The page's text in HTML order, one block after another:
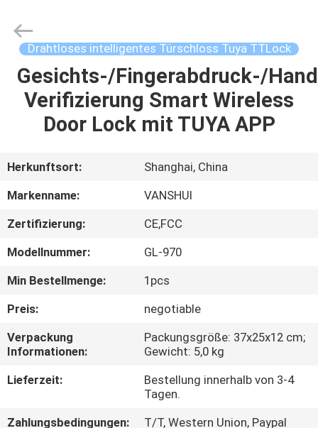
ZU
HAUSE
VIDEOS
ÜBER
UNS
WERKSBESICHTIGUNG
QUALITÄTSKONTROLLE
MIT
COMPANY
LIMITED.
Rights
Drahtloses intelligentes Türschloss Tuya TTLock
Gesichts-/Fingerabdruck-/
Verifizierung Smart Wireless
Door Lock mit TUYA APP
Herkunftsort:
Shanghai, China
Markenname:
VANSHUI
Zertifizierung:
CE,FCC
Modellnummer:
GL-970
Min Bestellmenge:
1pcs
Preis:
negotiable
Verpackung
Informationen:
Packungsgröße: 37x25x12 cm;
Gewicht: 5,0 kg
Lieferzeit:
Bestellung innerhalb von 3-4
Tagen.
Zahlungsbedingungen:
T/T, Western Union, Paypal